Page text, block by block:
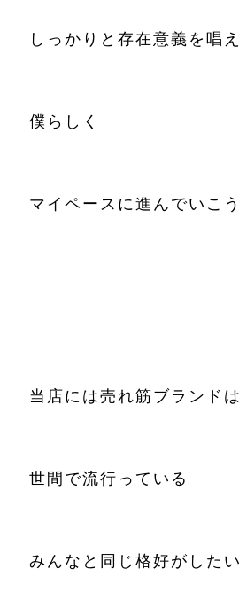
しっかりと存在意義を唱
僕らしく
マイペースに進んでいこ
当店には売れ筋ブランド
世間で流行っている
みんなと同じ格好がした